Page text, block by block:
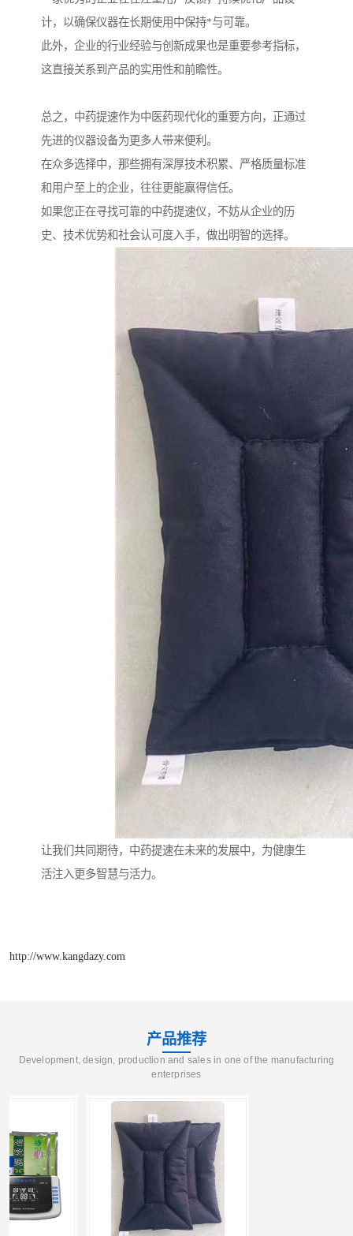
计，以确保仪器在长期使用中保持*与可靠。
此外，企业的行业经验与创新成果也是重要参考指标，
这直接关系到产品的实用性和前瞻性。
总之，中药提速作为中医药现代化的重要方向，正通过
先进的仪器设备为更多人带来便利。
在众多选择中，那些拥有深厚技术积累、严格质量标准
和用户至上的企业，往往更能赢得信任。
如果您正在寻找可靠的中药提速仪，不妨从企业的历
史、技术优势和社会认可度入手，做出明智的选择。
让我们共同期待，中药提速在未来的发展中，为健康生
活注入更多智慧与活力。
http://www.kangdazy.com
产品推荐
Development, design, production and sales in one of the manufacturing
enterprises